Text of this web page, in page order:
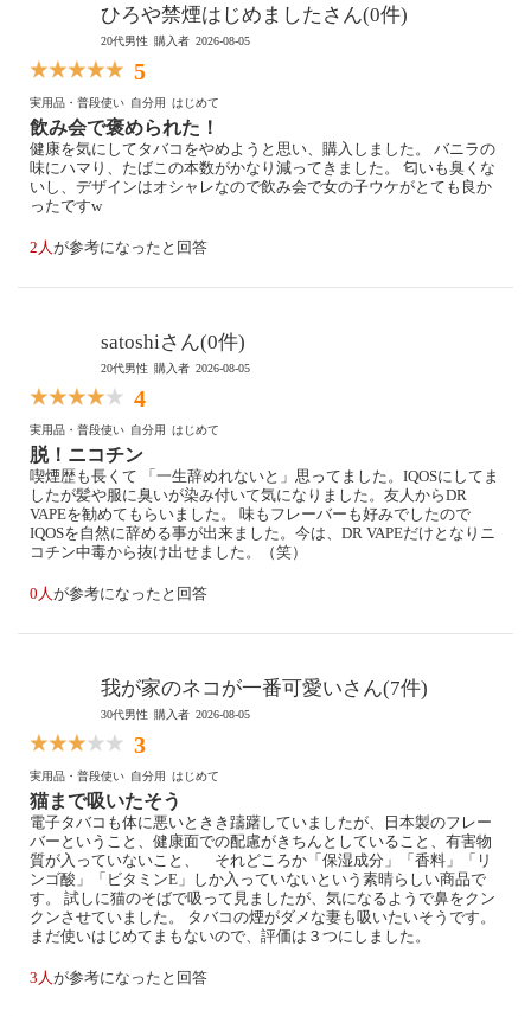
ひろや禁煙はじめましたさん(0件)
20代男性 購入者 2026-08-05
5
実用品・普段使い 自分用 はじめて
飲み会で褒められた！
健康を気にしてタバコをやめようと思い、購入しました。 バニラの
味にハマり、たばこの本数がかなり減ってきました。 匂いも臭くな
いし、デザインはオシャレなので飲み会で女の子ウケがとても良か
ったですw
2人 が参考になったと回答
satoshiさん(0件)
20代男性 購入者 2026-08-05
4
実用品・普段使い 自分用 はじめて
脱！ニコチン
喫煙歴も長くて 「一生辞めれないと」思ってました。IQOSにしてま
したが髪や服に臭いが染み付いて気になりました。友人からDR
VAPEを勧めてもらいました。 味もフレーバーも好みでしたので
IQOSを自然に辞める事が出来ました。今は、DR VAPEだけとなりニ
コチン中毒から抜け出せました。（笑）
0人 が参考になったと回答
我が家のネコが一番可愛いさん(7件)
30代男性 購入者 2026-08-05
3
実用品・普段使い 自分用 はじめて
猫まで吸いたそう
電子タバコも体に悪いときき躊躇していましたが、日本製のフレー
バーということ、健康面での配慮がきちんとしていること、有害物
質が入っていないこと、 それどころか「保湿成分」「香料」「リ
ンゴ酸」「ビタミンE」しか入っていないという素晴らしい商品で
す。 試しに猫のそばで吸って見ましたが、気になるようで鼻をクン
クンさせていました。 タバコの煙がダメな妻も吸いたいそうです。
まだ使いはじめてまもないので、評価は３つにしました。
3人 が参考になったと回答